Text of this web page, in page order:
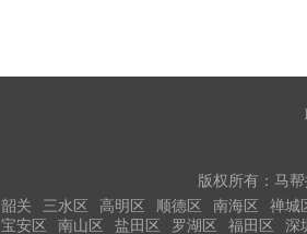
版权所有：马
韶关 三水区 高明区 顺德区 南海区 禅城
宝安区 南山区 盐田区 罗湖区 福田区 深